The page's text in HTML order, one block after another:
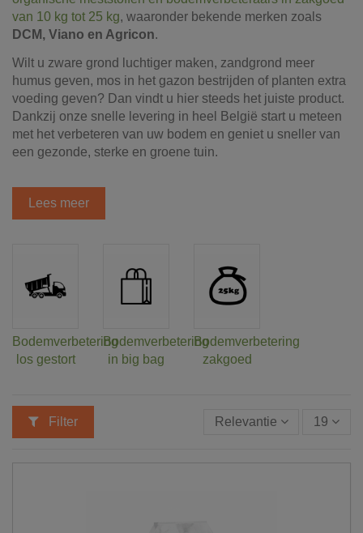
van 10 kg tot 25 kg, waaronder bekende merken zoals
DCM, Viano en Agricon.
Wilt u zware grond luchtiger maken, zandgrond meer
humus geven, mos in het gazon bestrijden of planten extra
voeding geven? Dan vindt u hier steeds het juiste product.
Dankzij onze snelle levering in heel België start u meteen
met het verbeteren van uw bodem en geniet u sneller van
een gezonde, sterke en groene tuin.
Lees meer
Bodemverbetering
los gestort
Bodemverbetering
in big bag
Bodemverbetering
zakgoed
Filter Relevantie 19